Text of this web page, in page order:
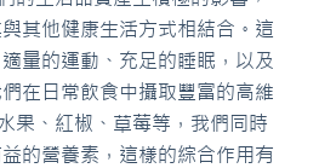
其他健康生活方式相結合。這
量的運動、充足的睡眠，以及
在日常飲食中攝取豐富的高維
果、紅椒、草莓等，我們同時
的營養素，這樣的綜合作用有